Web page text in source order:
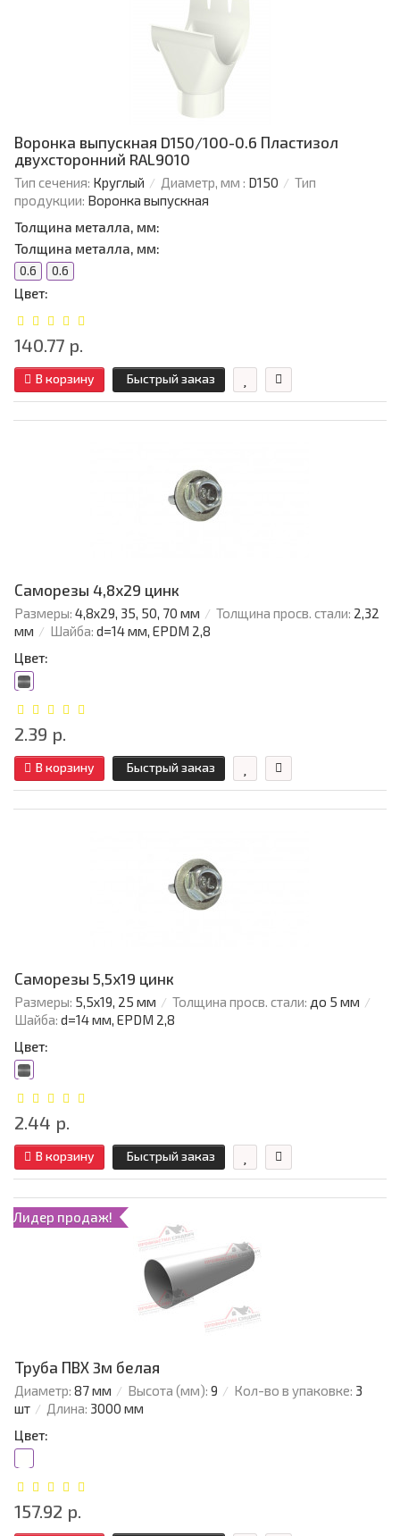
Воронка выпускная D150/100-0.6 Пластизол
двухсторонний RAL9010
Тип сечения: Круглый Диаметр, мм : D150
Тип
продукции: Воронка выпускная
Толщина металла, мм:
Толщина металла, мм:
0.6 0.6
Цвет:
140.77 р.
В корзину Быстрый заказ
Саморезы 4,8х29 цинк
Размеры: 4,8х29, 35, 50, 70 мм Толщина просв. стали: 2,32
мм
Шайба: d=14 мм, EPDM 2,8
Цвет:
2.39 р.
В корзину Быстрый заказ
Саморезы 5,5х19 цинк
Размеры: 5,5х19, 25 мм Толщина просв. стали: до 5 мм
Шайба: d=14 мм, EPDM 2,8
Цвет:
2.44 р.
В корзину Быстрый заказ
Лидер продаж!
Труба ПВХ 3м белая
Диаметр: 87 мм Высота (мм): 9 Кол-во в упаковке: 3
шт
Длина: 3000 мм
Цвет:
157.92 р.